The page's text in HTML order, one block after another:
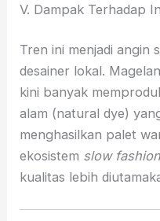
V. Dampak Terhadap
Tren ini menjadi angin
desainer lokal.
kini banyak
alam (natural dye)
menghasilkan palet
ekosistem slow fashion
kualitas lebih